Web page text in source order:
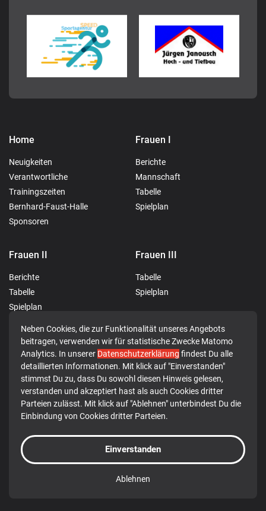
Neben Cookies, die zur Funktionalität unseres Angebots
beitragen, verwenden wir für statistische Zwecke Matomo
Analytics. In unserer Datenschutzerklärung findest Du alle
detaillierten Informationen. Mit klick auf "Einverstanden"
stimmst Du zu, dass Du sowohl diesen Hinweis gelesen,
verstanden und akzeptiert hast als auch Cookies dritter
Parteien zulässt. Mit klick auf "Ablehnen" unterbindest Du die
Einbindung von Cookies dritter Parteien.
Einverstanden
Ablehnen
Home
Neuigkeiten
Verantwortliche
Trainingszeiten
Bernhard-Faust-Halle
Sponsoren
Frauen I
Berichte
Mannschaft
Tabelle
Spielplan
Frauen II
Berichte
Tabelle
Spielplan
Frauen III
Tabelle
Spielplan
Männer I
Berichte
Tabelle
Spielplan
JSG Rotenburg-Breitenbach
Berichte
© 2026 TG 1849 Rotenburg a.d. Fulda e.V.
Datenschutz Impressum